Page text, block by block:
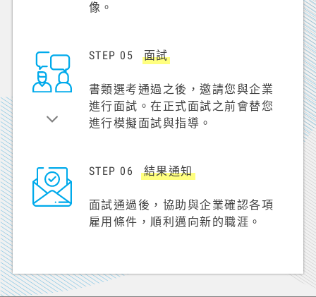
像。
STEP 05 面試
書類選考通過之後，邀請您與企業
進行面試。在正式面試之前會替您
進行模擬面試與指導。
STEP 06 結果通知
面試通過後，協助與企業確認各項
雇用條件，順利邁向新的職涯。